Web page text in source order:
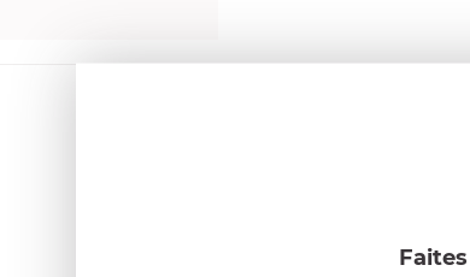
le 23/06/
Casserole mini 9 cm Castelpro
l'élaboration des sauces et